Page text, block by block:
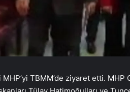
TBMM’de ziyaret etti.